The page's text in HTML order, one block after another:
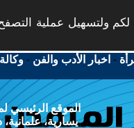
ولتسهيل عملية
- اخبار الأدب والفن -
الموقع الرئيسي
يسارية،